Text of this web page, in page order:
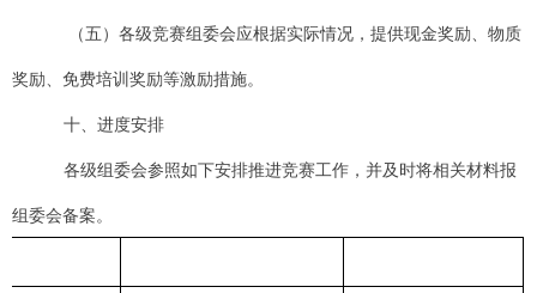
（五）各级竞赛组委会应根据实际情况，提供现金奖励、物质
奖励、免费培训奖励等激励措施。
十、进度安排
各级组委会参照如下安排推进竞赛工作，并及时将相关材料报
组委会备案。